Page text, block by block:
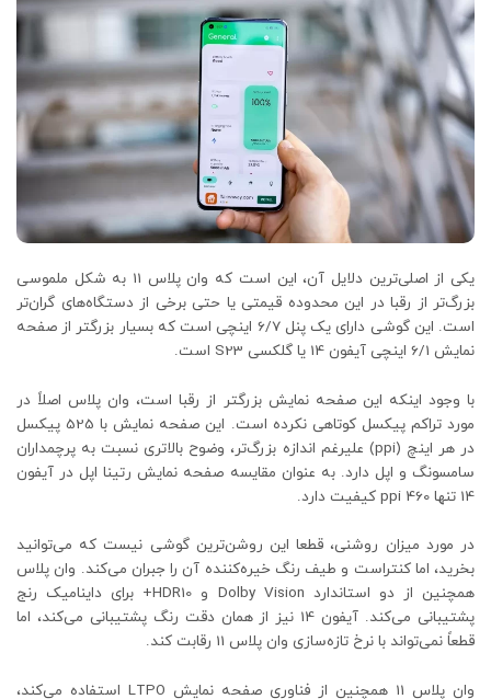
یکی از اصلی‌ترین دلایل آن، این است که وان پلاس 11 به شکل ملموسی
بزرگ‌تر از رقبا در این محدوده قیمتی یا حتی برخی از دستگاه‌های گران‌تر
است. این گوشی دارای یک پنل 6/7 اینچی است که بسیار بزرگتر از صفحه
نمایش 6/1 اینچی آیفون 14 یا گلکسی S23 است.
با وجود اینکه این صفحه نمایش بزرگتر از رقبا است، وان پلاس اصلاً در
مورد تراکم پیکسل کوتاهی نکرده است. این صفحه نمایش با 525 پیکسل
در هر اینچ (ppi) علیرغم اندازه بزرگ‌تر، وضوح بالاتری نسبت به پرچمداران
سامسونگ و اپل دارد. به عنوان مقایسه صفحه نمایش رتینا اپل در آیفون
14 تنها 460 ppi کیفیت دارد.
در مورد میزان روشنی، قطعا این روشن‌ترین گوشی نیست که می‌توانید
بخرید، اما کنتراست و طیف رنگ خیره‌کننده آن را جبران می‌کند. وان پلاس
همچنین از دو استاندارد Dolby Vision و HDR10+ برای داینامیک رنج
پشتیبانی می‌کند. آیفون 14 نیز از همان دقت رنگ پشتیبانی می‌کند، اما
قطعاً نمی‌تواند با نرخ تازه‌سازی وان پلاس 11 رقابت کند.
وان پلاس 11 همچنین از فناوری صفحه نمایش LTPO استفاده می‌کند،